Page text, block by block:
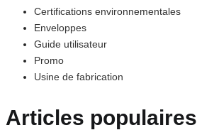
Certifications environnementales
Enveloppes
Guide utilisateur
Promo
Usine de fabrication
Articles populaires